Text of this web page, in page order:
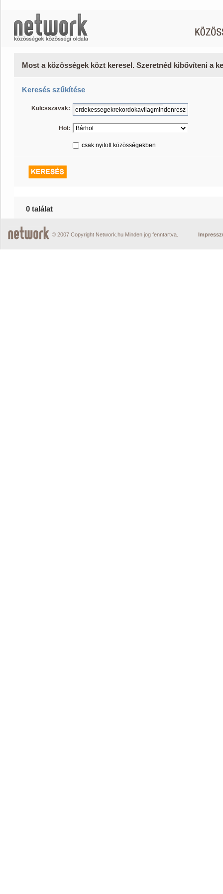
Most a közösségek közt keresel. Szeretnéd kibővíteni a
Keresés szűkítése
Kulcsszavak:
Hol:
csak nyitott közösségekben
0 találat
© 2007 Copyright Network.hu Minden jog fenntartva.